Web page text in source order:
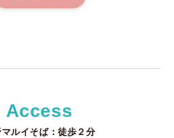
Access
マルイそば：徒歩２分